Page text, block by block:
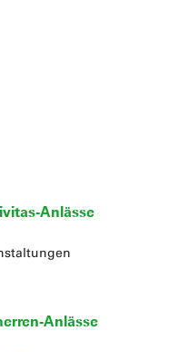
Anlässe
Anlässe